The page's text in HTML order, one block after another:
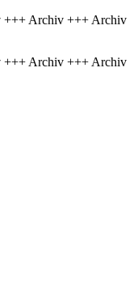
Archiv +++ Archiv
Archiv +++ Archiv